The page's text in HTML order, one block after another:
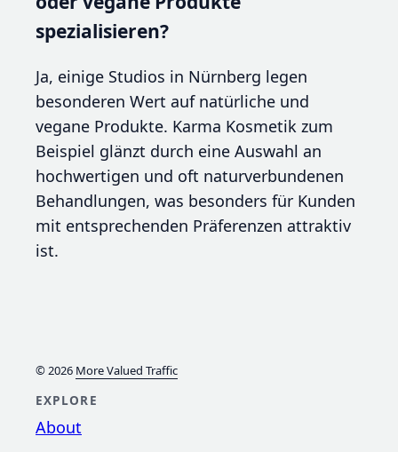
spezialisieren?
Ja, einige Studios in Nürnberg legen
besonderen Wert auf natürliche und
vegane Produkte. Karma Kosmetik zum
Beispiel glänzt durch eine Auswahl an
hochwertigen und oft naturverbundenen
Behandlungen, was besonders für Kunden
mit entsprechenden Präferenzen attraktiv
ist.
© 2026 More Valued Traffic
EXPLORE
About